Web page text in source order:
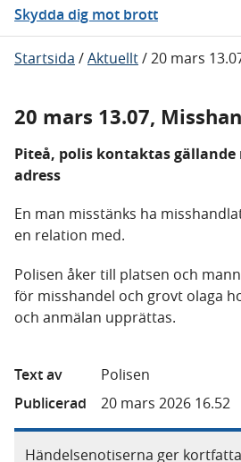
Skydda dig mot brott
Startsida /Aktuellt/20 mars
20 mars 13.07,
Piteå, polis kontaktas gällande
adress
En man misstänks ha
en relation med.
Polisen åker till platsen och
för misshandel och grovt olaga
och anmälan upprättas.
Text av
Polisen
Publicerad
20 mars 2026 16.52
Händelsenotiserna ger